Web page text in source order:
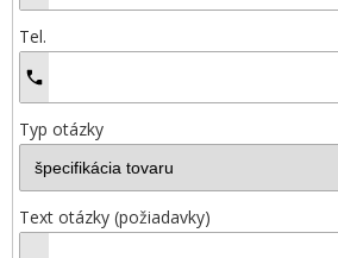
Tel.
Typ otázky
Text otázky (požiadavky)